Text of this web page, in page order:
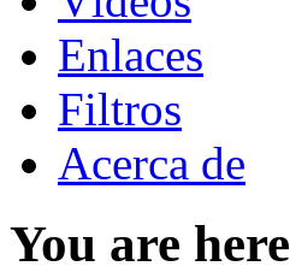
Enlaces
Filtros
Acerca de
You are here